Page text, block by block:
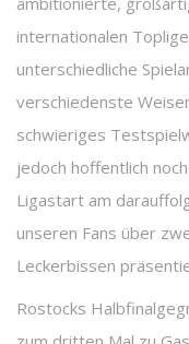
internationalen
unterschiedliche
verschiedenste
schwieriges
jedoch hoffentlich
Ligastart am
unseren Fans über
Leckerbissen
Rostocks